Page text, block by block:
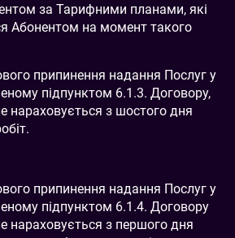
за Тарифними планами, які
Абонентом на момент такого
припинення надання Послуг у
підпунктом 6.1.3. Договору,
нараховується з шостого дня
припинення надання Послуг у
підпунктом 6.1.4. Договору
нараховується з першого дня